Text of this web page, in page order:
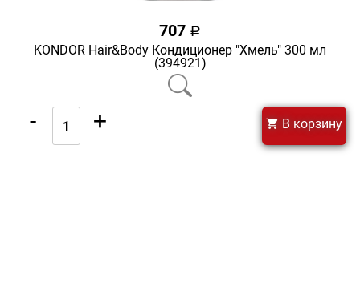
707 a
KONDOR Hair&Body Кондиционер "Хмель" 300 мл
(394921)
- + В корзину